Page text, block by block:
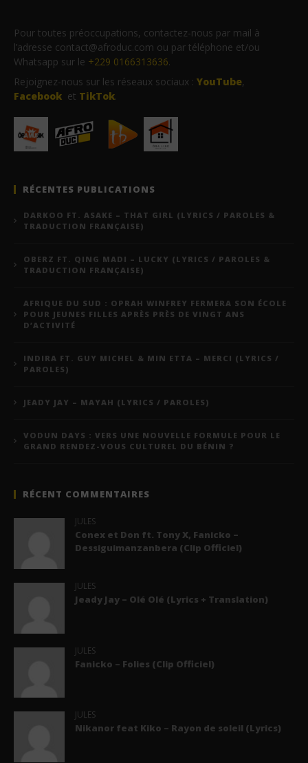
Pour toutes préoccupations, contactez-nous par mail à
l’adresse contact@afroduc.com ou par téléphone et/ou
Whatsapp sur le +229 0166313636.
Rejoignez-nous sur les réseaux sociaux : YouTube,
Facebook et TikTok.
RÉCENTES PUBLICATIONS
DARKOO FT. ASAKE – THAT GIRL (LYRICS / PAROLES &
TRADUCTION FRANÇAISE)
OBERZ FT. QING MADI – LUCKY (LYRICS / PAROLES &
TRADUCTION FRANÇAISE)
AFRIQUE DU SUD : OPRAH WINFREY FERMERA SON ÉCOLE
POUR JEUNES FILLES APRÈS PRÈS DE VINGT ANS
D’ACTIVITÉ
INDIRA FT. GUY MICHEL & MIN ETTA – MERCI (LYRICS /
PAROLES)
JEADY JAY – MAYAH (LYRICS / PAROLES)
VODUN DAYS : VERS UNE NOUVELLE FORMULE POUR LE
GRAND RENDEZ-VOUS CULTUREL DU BÉNIN ?
RÉCENT COMMENTAIRES
JULES
Conex et Don ft. Tony X, Fanicko –
Dessiguimanzanbera (Clip Officiel)
JULES
Jeady Jay – Olé Olé (Lyrics + Translation)
JULES
Fanicko – Folies (Clip Officiel)
JULES
Nikanor feat Kiko – Rayon de soleil (Lyrics)